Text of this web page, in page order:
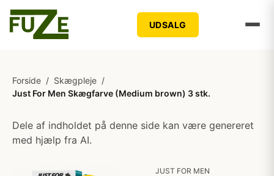
UDSALG
Forside / Skægpleje /
Just For Men Skægfarve (Medium brown) 3 stk.
Dele af indholdet på denne side kan være genereret
med hjælp fra AI.
JUST FOR MEN